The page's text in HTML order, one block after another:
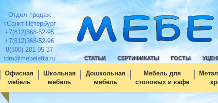
Отдел продаж
г.Санкт-Петербург
+7(812)368-52-95
+7(812)368-52-96
8(800)-201-95-37
tdm@mebeletta.ru
СТАТЬИ СЕРТИФИКАТЫ ГОСТЫ
Офисная
мебель
Школьная
мебель
Дошкольная
мебель
Мебель для
столовых и кафе